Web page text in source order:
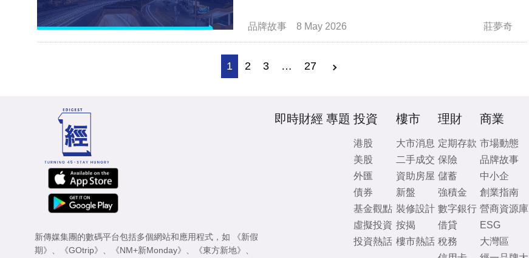
品牌故事 8 May 2026 莊夢奇
1 2 3 … 27
新傳媒集團的數碼平台包括多個網站和應用程式，如
《新假
期》
《GOtrip》 《NM+新Monday》 《東方新地》
即時財經 專題 投資
港股
美股
外匯
債券
基金觀點
虛擬投資
投資熱話
樓市
大市消息
二手成交
資助房屋
新盤
裝修設計
按揭
樓市熱話
理財
定期存款
保險
儲蓄
強積金
數字銀行
借貸
稅務
商業
市場動態
品牌故事
中小企
創業指南
營商資源庫
ESG
大灣區